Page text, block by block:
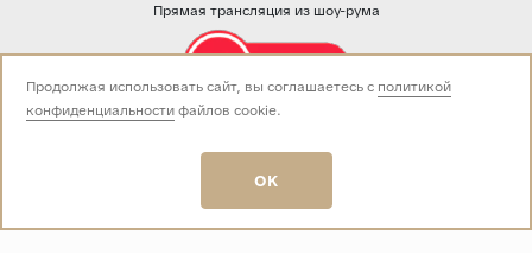
Прямая трансляция из шоу-рума
Звоните нам:
пн-вс 10:00 - 19:00
E-mail:
info@baza-plitki.ru
Продолжая использовать сайт, вы соглашаетесь с политикой
конфиденциальностифайлов cookie.
OK